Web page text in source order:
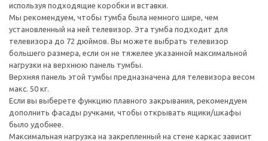
используя подходящие коробки и вставки.
Мы рекомендуем, чтобы тумба была немного шире, чем
установленный на ней телевизор. Эта тумба подходит для
телевизора до 72 дюймов. Вы можете выбрать телевизор
большего размера, если он не тяжелее указанной максимальной
нагрузки на верхнюю панель тумбы.
Верхняя панель этой тумбы предназначена для телевизора весом
макс. 50 кг.
Если вы выберете функцию плавного закрывания, рекомендуем
дополнить фасады ручками, чтобы открывать ящики/шкафы
было удобнее.
Максимальная нагрузка на закрепленный на стене каркас зависит